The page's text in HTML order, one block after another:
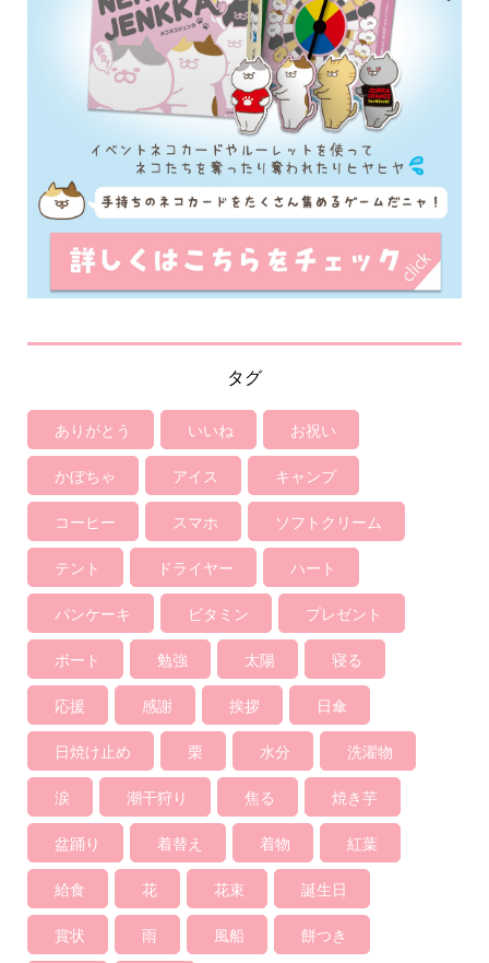
タグ
ありがとう いいね お祝い
かぼちゃ アイス キャンプ
コーヒー スマホ ソフトクリーム
テント ドライヤー ハート
パンケーキ ビタミン プレゼント
ボート 勉強 太陽 寝る
応援 感謝 挨拶 日傘
日焼け止め 栗 水分 洗濯物
涙 潮干狩り 焦る 焼き芋
盆踊り 着替え 着物 紅葉
給食 花 花束 誕生日
賞状 雨 風船 餅つき